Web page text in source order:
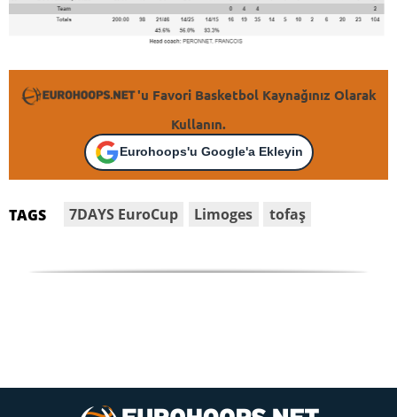
'u Favori Basketbol Kaynağınız Olarak
Kullanın.
Eurohoops'u Google'a Ekleyin
TAGS 7DAYS EuroCup Limoges tofaş